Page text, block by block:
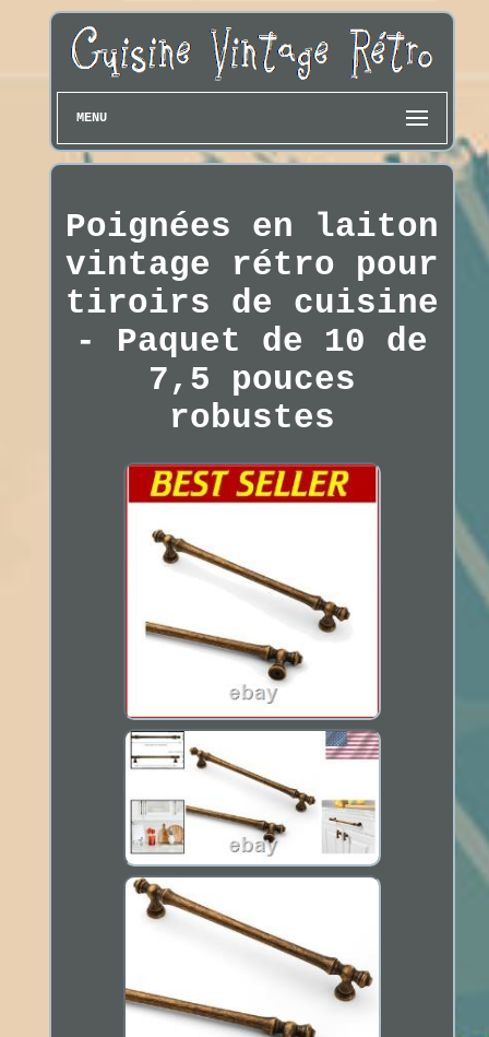
MENU
Poignées en laiton
vintage rétro pour
tiroirs de cuisine
- Paquet de 10 de
7,5 pouces
robustes